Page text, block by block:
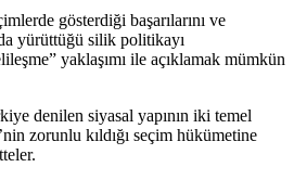
gösterdiği başarılarını ve
yürüttüğü silik politikayı
yaklaşımı ile açıklamak mümkün
denilen siyasal yapının iki temel
zorunlu kıldığı seçim hükümetine